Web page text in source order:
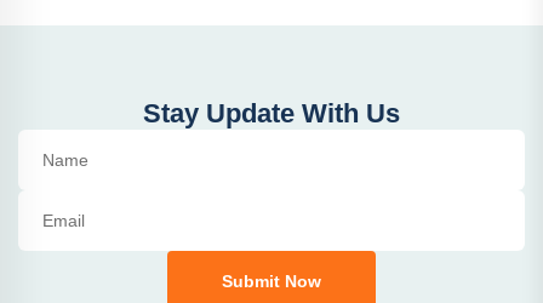
Stay Update With Us
Submit Now